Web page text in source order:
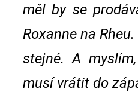
měl by se
Roxanne na
stejné. A
musí vrátit do